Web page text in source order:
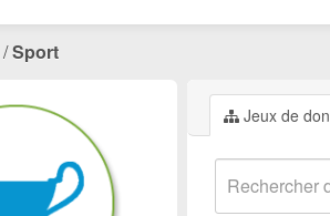
Sport
Jeux de